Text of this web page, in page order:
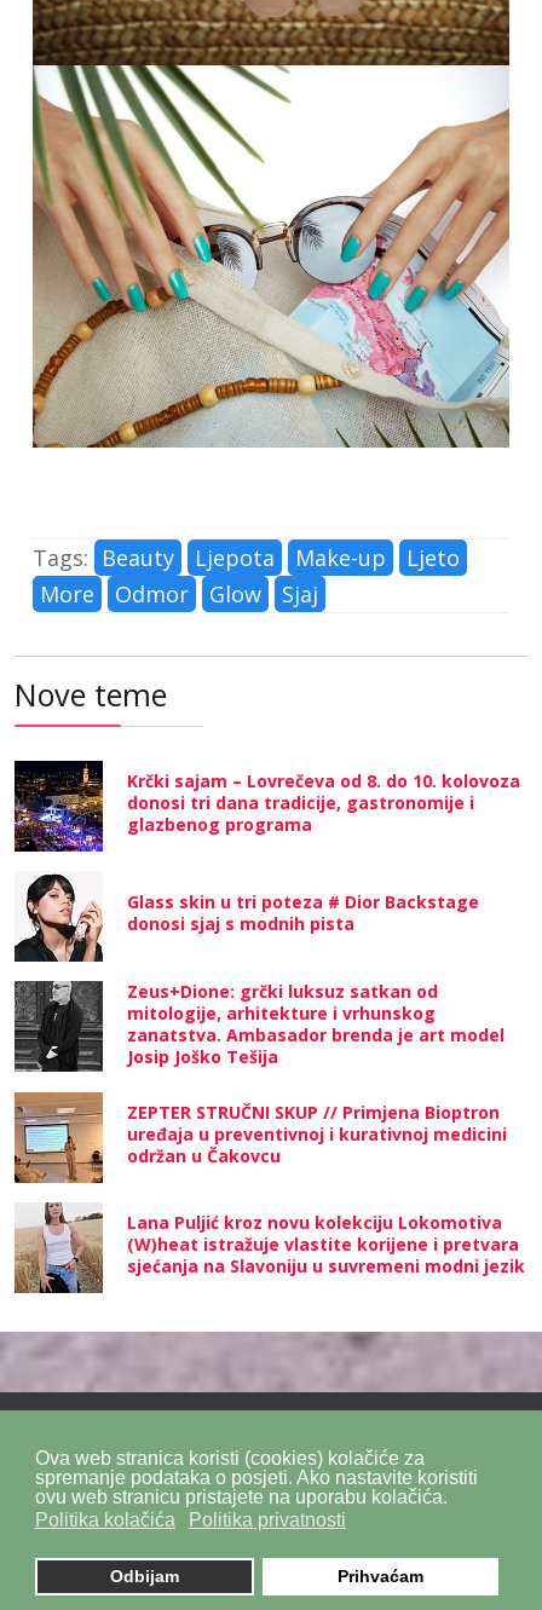
Ova web stranica koristi (cookies) kolačiće za
spremanje podataka o posjeti. Ako nastavite koristiti
ovu web stranicu pristajete na uporabu kolačića.
Politika kolačića
Politika privatnosti
Odbijam Prihvaćam
Tags: Beauty Ljepota Make-up
Ljeto
More
Odmor Glow Sjaj
Nove teme
Krčki sajam – Lovrečeva od 8. do 10. kolovoza
donosi tri dana tradicije, gastronomije i
glazbenog programa
Glass skin u tri poteza # Dior Backstage
donosi sjaj s modnih pista
Zeus+Dione: grčki luksuz satkan od
mitologije, arhitekture i vrhunskog
zanatstva. Ambasador brenda je art model
Josip Joško Tešija
ZEPTER STRUČNI SKUP // Primjena Bioptron
uređaja u preventivnoj i kurativnoj medicini
održan u Čakovcu
Lana Puljić kroz novu kolekciju Lokomotiva
(W)heat istražuje vlastite korijene i pretvara
sjećanja na Slavoniju u suvremeni modni jezik
Politika privatnosti Politika kolačića SiteMap
Impressum Kontakt DPZ Consulting
© 2026. byznaor.com